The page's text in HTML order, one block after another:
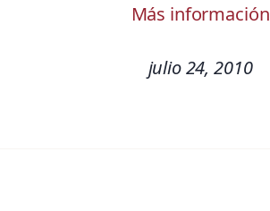
Más información
julio 24, 2010